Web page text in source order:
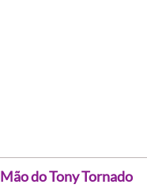
Mão do Tony Tornado